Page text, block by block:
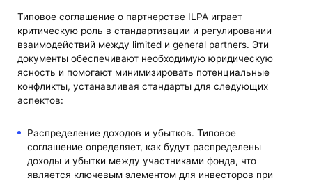
Типовое соглашение о партнерстве ILPA играет
критическую роль в стандартизации и регулировании
взаимодействий между limited и general partners. Эти
документы обеспечивают необходимую юридическую
ясность и помогают минимизировать потенциальные
конфликты, устанавливая стандарты для следующих
аспектов:
Распределение доходов и убытков. Типовое
соглашение определяет, как будут распределены
доходы и убытки между участниками фонда, что
является ключевым элементом для инвесторов при